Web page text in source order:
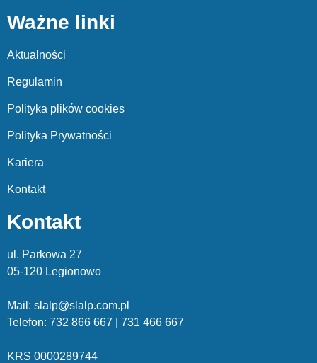
Ważne linki
Aktualności
Regulamin
Polityka plików cookies
Polityka Prywatności
Kariera
Kontakt
Kontakt
ul. Parkowa 27
05-120 Legionowo
Mail: slalp@slalp.com.pl
Telefon: 732 866 667 | 731 466 667
KRS 0000289744